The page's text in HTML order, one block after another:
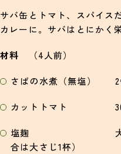
サバ缶とトマト、スパイス
カレーに。サバはとにかく
材料 （4人前）
さばの水煮（無塩） 2
カットトマト
塩麹 大さじ2杯
合は大さじ1杯）